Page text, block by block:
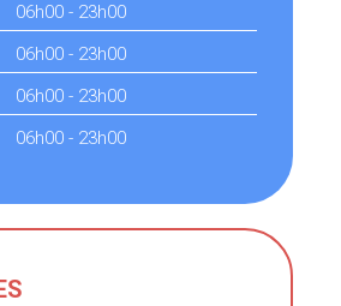
06h00 - 23h00
06h00 - 23h00
06h00 - 23h00
06h00 - 23h00